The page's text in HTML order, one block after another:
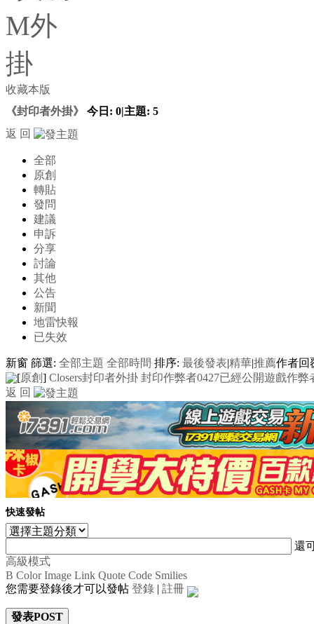
收藏本版
《封印者外掛》
今日: 0|主題: 5
返 回
全部
原創
轉貼
發問
建議
申訴
分享
討論
其他
公告
新聞
地雷快報
已失效
新窗 篩選: 全部主題 全部時間 排序: 最後發表|精華|推薦作者回
[原創] Closers封印者外掛 封印作弊者0427已經公開遊戲作弊
返 回
快速發帖
還
高級模式
B Color Image Link Quote Code Smilies
您需要登錄後才可以發帖 登錄 | 註冊
發表POST